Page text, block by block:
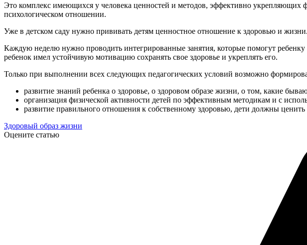
Это комплекс имеющихся у человека ценностей и методов, эффективно укрепляющих
психологическом отношении.
Уже в детском саду нужно прививать детям ценностное отношение к здоровью и
Каждую неделю нужно проводить интегрированные занятия, которые помогут
ребенок имел устойчивую мотивацию сохранять свое здоровье и укреплять его.
Только при выполнении всех следующих педагогических условий возможно
развитие знаний ребенка о здоровье, о здоровом образе жизни, о том, какие
организация физической активности детей по эффективным методикам и с
развитие правильного отношения к собственному здоровью, дети должны ценить
Здоровый образ жизни
Оцените статью